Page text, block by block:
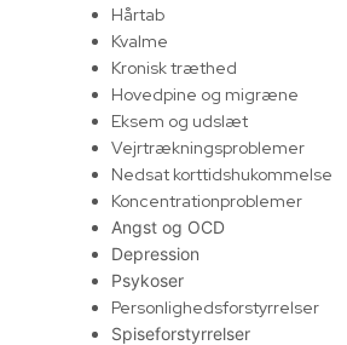
Hårtab
Kvalme
Kronisk træthed
Hovedpine og migræne
Eksem og udslæt
Vejrtrækningsproblemer
Nedsat korttidshukommelse
Koncentrationproblemer
Angst og OCD
Depression
Psykoser
Personlighedsforstyrrelser
Spiseforstyrrelser